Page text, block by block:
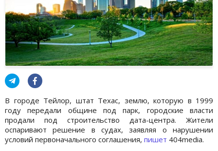
В городе Тейлор, штат Техас, землю, которую в 1999
году передали общине под парк, городские власти
продали под строительство дата-центра. Жители
оспаривают решение в судах, заявляя о нарушении
условий первоначального соглашения, пишет 404media.